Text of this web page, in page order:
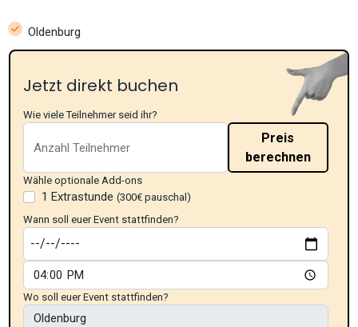
Oldenburg
Jetzt direkt buchen
Wie viele Teilnehmer seid ihr?
Preis
berechnen
Wähle optionale Add-ons
1 Extrastunde (300€ pauschal)
Wann soll euer Event stattfinden?
Wo soll euer Event stattfinden?